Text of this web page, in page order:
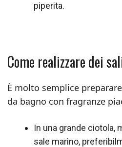
piperita.
Come realizzare dei
È molto semplice
da bagno con fragranze
In una grande ciotola,
sale marino,